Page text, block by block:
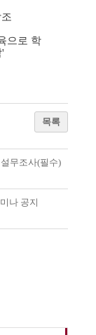
으로 학
'
목록
무조사(필수)
나 공지